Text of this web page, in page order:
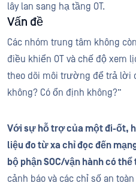
lây lan sang hạ tầng OT.
Vấn đề
Các nhóm trung tâm không
điều khiển OT và chế độ xem
theo dõi môi trường để trả lời
không? Có ổn định không?”
Với sự hỗ trợ của một đi-ốt,
liệu đo từ xa chỉ đọc đến
bộ phận SOC/vận hành có
cảnh báo và các chỉ số an